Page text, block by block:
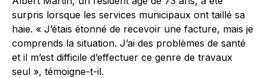
surpris lorsque les services municipaux ont taillé sa
haie. « J’étais étonné de recevoir une facture, mais je
comprends la situation. J’ai des problèmes de santé
et il m’est difficile d’effectuer ce genre de travaux
seul », témoigne-t-il.